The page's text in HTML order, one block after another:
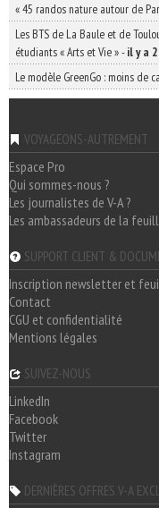
« 45 randos nature autour de
Les BTS de La Baule et de
étudiants « Arts et Vie »-il y a
Le modèle GreenGo : moins de
VOYAGEONS-AUTREMENT
Espace Pro
Qui sommes-nous ?
Les journalistes de V-A ?
Les ambassadeurs de la
SUPPORT CLIENT &
Inscription newsletter et
Contact
CGU et confidentialité
Mentions légales
SUIVEZ-NOUS
LinkedIn
Facebook
Twitter
Instagram
DERNIÈRES OFFRES V-A